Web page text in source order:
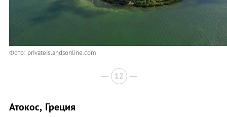
Фото: privateislandsonline.com
12
Атокос, Греция